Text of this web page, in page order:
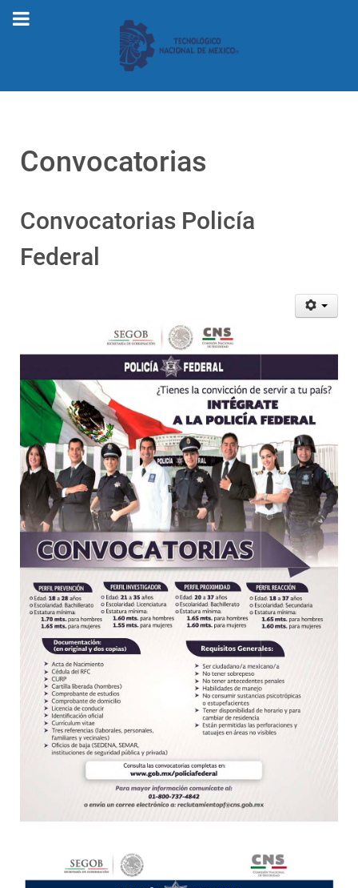
Convocatorias
Convocatorias Policía
Federal